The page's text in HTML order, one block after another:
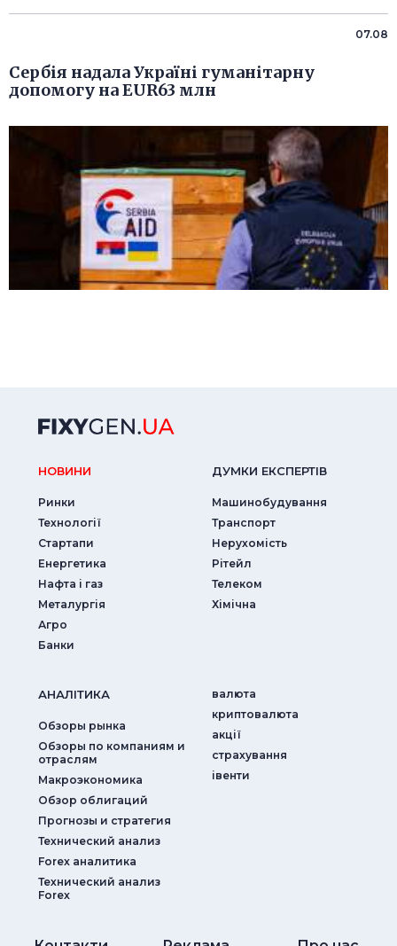
07.08
Сербія надала Україні гуманітарну
допомогу на EUR63 млн
НОВИНИ
Ринки
Технології
Стартапи
Енергетика
Нафта і газ
Металургія
Агро
Банки
ДУМКИ ЕКСПЕРТIВ
Машинобудування
Транспорт
Нерухомість
Рітейл
Телеком
Хімічна
АНАЛIТИКА
Обзоры рынка
Обзоры по компаниям и
отраслям
Макроэкономика
Обзор облигаций
Прогнозы и стратегия
Технический анализ
Forex аналитика
Технический анализ
Forex
валюта
криптовалюта
акції
страхування
iвенти